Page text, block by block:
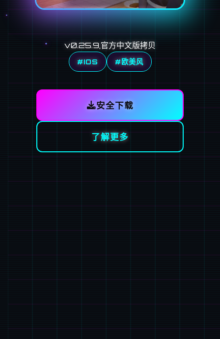
v0.25.9,官方中文版拷贝
#IOS #欧美风
安全下载
了解更多